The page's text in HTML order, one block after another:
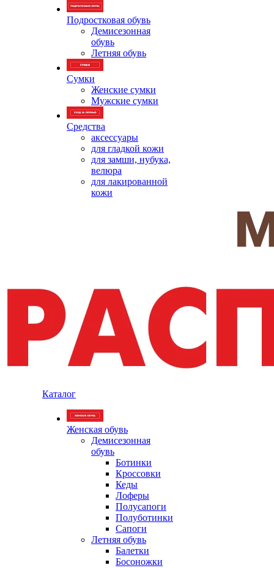
Подростковая обувь
Демисезонная
обувь
Летняя обувь
Сумки
Женские сумки
Мужские сумки
Средства
аксессуары
для гладкой кожи
для замши, нубука,
велюра
для лакированной
кожи
Каталог
Женская обувь
Демисезонная
обувь
Ботинки
Кроссовки
Кеды
Лоферы
Полусапоги
Полуботинки
Сапоги
Летняя обувь
Балетки
Босоножки